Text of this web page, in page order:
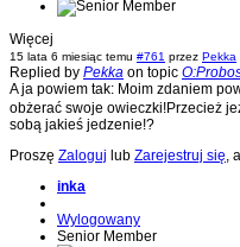
Więcej
15 lata 6 miesiąc temu #761 przez Pekka
Replied by Pekka on topic
A ja powiem tak: Moim zdaniem
obżerać swoje owieczki!Przecież
sobą jakieś jedzenie!?
Proszę Zaloguj lub Zarejestruj się,
inka
Wylogowany
Senior Member